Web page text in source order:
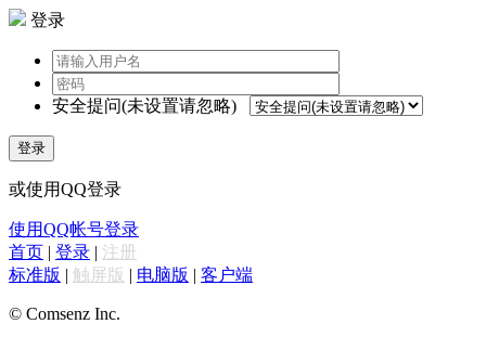
登录
安全提问(未设置请忽略)
登录
或使用QQ登录
使用QQ帐号登录
首页 | 登录 | 注册
标准版 | 触屏版 | 电脑版 | 客户端
© Comsenz Inc.